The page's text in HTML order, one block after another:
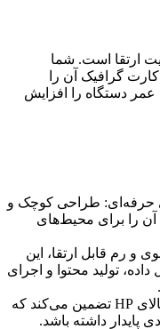
ارتقا است. شما
گرافیک آن را
عمر دستگاه را افزایش
حرفه‌ای: طراحی کوچک و
آن را برای محیط‌های
و رم قابل ارتقا، این
تولید محتوا و اجرای
دوام و پایداری بالا: کیفیت ساخت بالای HP تضمین می‌کند که
پایدار داشته باشد.